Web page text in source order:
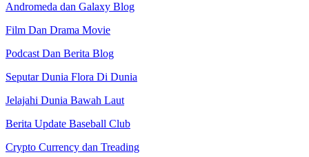
Andromeda dan Galaxy Blog
Film Dan Drama Movie
Podcast Dan Berita Blog
Seputar Dunia Flora Di Dunia
Jelajahi Dunia Bawah Laut
Berita Update Baseball Club
Crypto Currency dan Treading